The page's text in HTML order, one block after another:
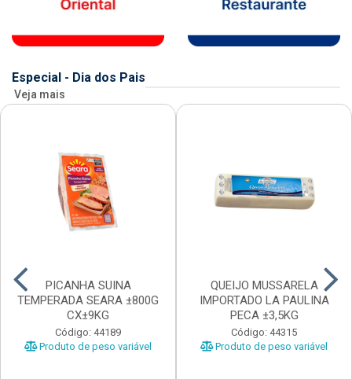
Especial - Dia dos Pais
Veja mais
PICANHA SUINA
TEMPERADA SEARA ±800G
CX±9KG
Código: 44189
Produto de peso variável
QUEIJO MUSSARELA
IMPORTADO LA PAULINA
PECA ±3,5KG
Código: 44315
Produto de peso variável